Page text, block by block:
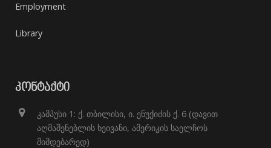
Employment
Library
ᲙᲝᲜᲢᲐᲥᲢᲘ
კამპუსი 1: ქ. თბილისი, ი. ენუქიძის ქ. 6 (დავით
აღმაშენებლის ხეივანი, ამერიკის საელჩოს
მიმდებარედ)